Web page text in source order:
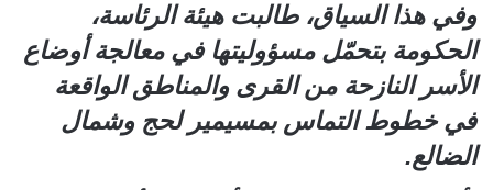
وفي هذا السياق، طالبت هيئة الرئاسة،
الحكومة بتحمّل مسؤوليتها في معالجة أوضاع
الأسر النازحة من القرى والمناطق الواقعة
في خطوط التماس بمسيمير لحج وشمال
الضالع.